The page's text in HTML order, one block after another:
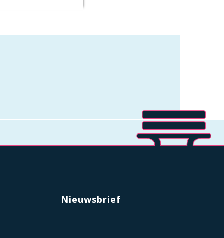
Nieuwsbrief